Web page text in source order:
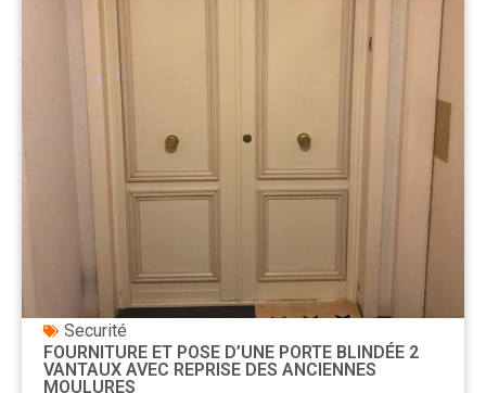
Securité
FOURNITURE ET POSE D’UNE PORTE BLINDÉE 2
VANTAUX AVEC REPRISE DES ANCIENNES
MOULURES